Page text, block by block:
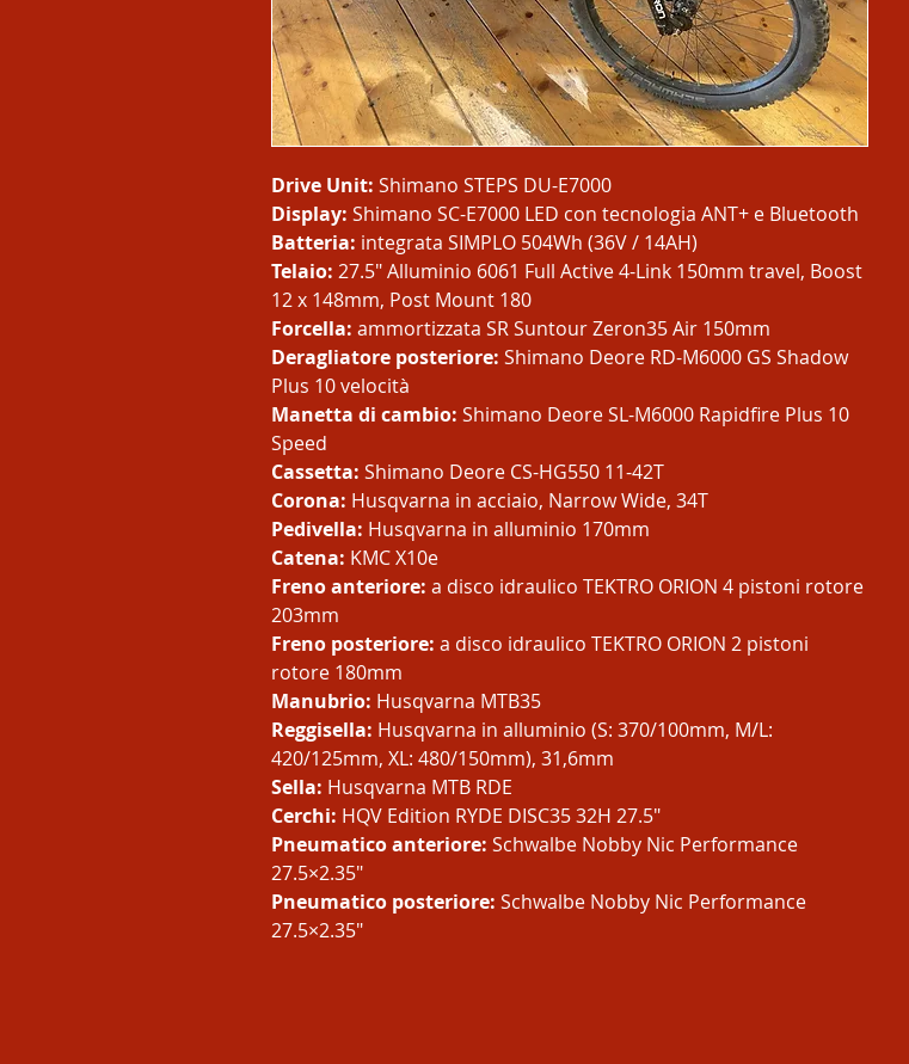
Drive Unit: Shimano STEPS DU-E7000
Display: Shimano SC-E7000 LED con tecnologia ANT+ e Bluetooth
Batteria: integrata SIMPLO 504Wh (36V / 14AH)
Telaio: 27.5″ Alluminio 6061 Full Active 4-Link 150mm travel, Boost
12 x 148mm, Post Mount 180
Forcella: ammortizzata SR Suntour Zeron35 Air 150mm
Deragliatore posteriore: Shimano Deore RD-M6000 GS Shadow
Plus 10 velocità
Manetta di cambio: Shimano Deore SL-M6000 Rapidfire Plus 10
Speed
Cassetta: Shimano Deore CS-HG550 11-42T
Corona: Husqvarna in acciaio, Narrow Wide, 34T
Pedivella: Husqvarna in alluminio 170mm
Catena: KMC X10e
Freno anteriore: a disco idraulico TEKTRO ORION 4 pistoni rotore
203mm
Freno posteriore: a disco idraulico TEKTRO ORION 2 pistoni
rotore 180mm
Manubrio: Husqvarna MTB35
Reggisella: Husqvarna in alluminio (S: 370/100mm, M/L:
420/125mm, XL: 480/150mm), 31,6mm
Sella: Husqvarna MTB RDE
Cerchi: HQV Edition RYDE DISC35 32H 27.5″
Pneumatico anteriore: Schwalbe Nobby Nic Performance
27.5×2.35″
Pneumatico posteriore: Schwalbe Nobby Nic Performance
27.5×2.35″